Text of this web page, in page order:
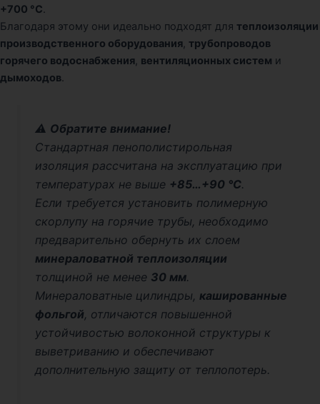
+700 °C.
Благодаря этому они идеально подходят для теплоизоляции
производственного оборудования, трубопроводов
горячего водоснабжения, вентиляционных систем и
дымоходов.
⚠️ Обратите внимание!
Стандартная пенополистирольная
изоляция рассчитана на эксплуатацию при
температурах не выше +85…+90 °C.
Если требуется установить полимерную
скорлупу на горячие трубы, необходимо
предварительно обернуть их слоем
минераловатной теплоизоляции
толщиной не менее 30 мм.
Минераловатные цилиндры, кашированные
фольгой , отличаются повышенной
устойчивостью волоконной структуры к
выветриванию и обеспечивают
дополнительную защиту от теплопотерь.